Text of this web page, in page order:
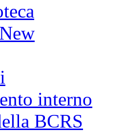
interno
BCRS